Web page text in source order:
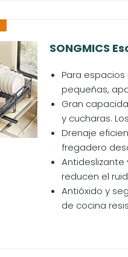
SONGMICS
Para
pequeñas,
Gran
y cucharas.
Drenaje
fregadero
reducen el
Antióxido y
de cocina